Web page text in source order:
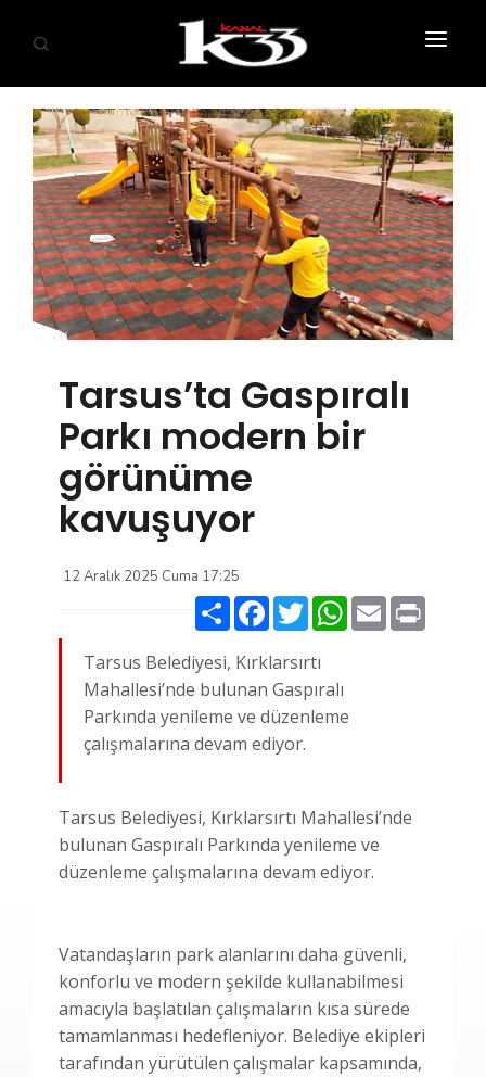
ANASAYFA
SİYASET
EKONOMİ
GÜNDEM
SAĞLIK
KÜLTÜR SANAT
SPOR
Tarsus’ta Gaspıralı
Parkı modern bir
görünüme
kavuşuyor
12 Aralık 2025 Cuma 17:25
Paylaş FacebookTwitter WhatsApp
Email
Tarsus Belediyesi, Kırklarsırtı
Mahallesi’nde bulunan Gaspıralı
Parkında yenileme ve düzenleme
çalışmalarına devam ediyor.
Tarsus Belediyesi, Kırklarsırtı Mahallesi’nde
bulunan Gaspıralı Parkında yenileme ve
düzenleme çalışmalarına devam ediyor.
Vatandaşların park alanlarını daha güvenli,
konforlu ve modern şekilde kullanabilmesi
amacıyla başlatılan çalışmaların kısa sürede
tamamlanması hedefleniyor. Belediye ekipleri
tarafından yürütülen çalışmalar kapsamında,